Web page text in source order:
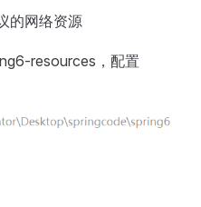
的网络资源
resources，配置